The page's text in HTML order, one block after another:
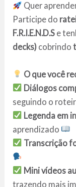
Quer
Participe do
F.R.I.E.N.D.S e
decks) cobrindo
O que você
Diálogos
seguindo o
Legenda em
aprendizado
Transcrição
Mini vídeos
trazendo mais